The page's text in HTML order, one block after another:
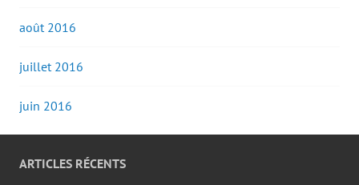
août 2016
juillet 2016
juin 2016
ARTICLES RÉCENTS